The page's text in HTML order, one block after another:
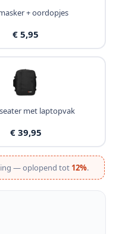
+ oordopjes
€ 5,95
met laptopvak
€ 39,95
— oplopend tot 12%.